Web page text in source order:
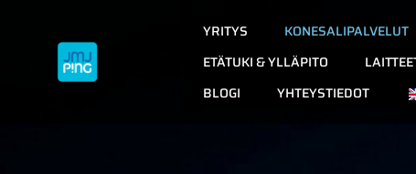
YRITYS KONESALIPALVELUT
ETÄTUKI & YLLÄPITO
BLOGI
YHTEYSTIEDOT